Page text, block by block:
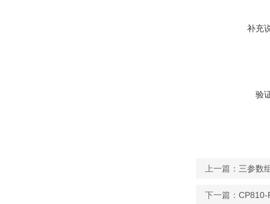
补充
验
上一篇： 三参数
下一篇： CP810-